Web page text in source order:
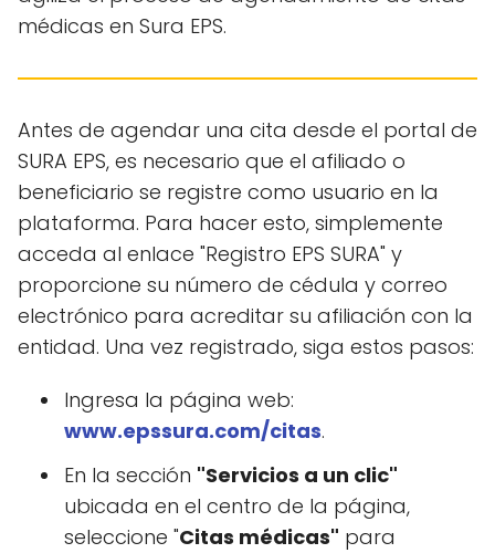
médicas en Sura EPS.
Antes de agendar una cita desde el portal de
SURA EPS, es necesario que el afiliado o
beneficiario se registre como usuario en la
plataforma. Para hacer esto, simplemente
acceda al enlace "Registro EPS SURA" y
proporcione su número de cédula y correo
electrónico para acreditar su afiliación con la
entidad. Una vez registrado, siga estos pasos:
Ingresa la página web:
www.epssura.com/citas.
En la sección "Servicios a un clic"
ubicada en el centro de la página,
seleccione "Citas médicas" para